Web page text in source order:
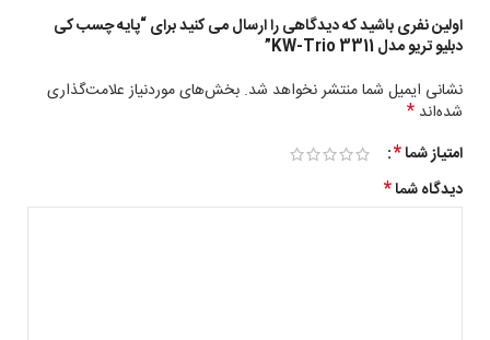
اولین نفری باشید که دیدگاهی را ارسال می کنید برای “پایه چسب کی
دبلیو تریو مدل KW-Trio 3311”
نشانی ایمیل شما منتشر نخواهد شد. بخش‌های موردنیاز علامت‌گذاری
شده‌اند *
امتیاز شما*
دیدگاه شما*